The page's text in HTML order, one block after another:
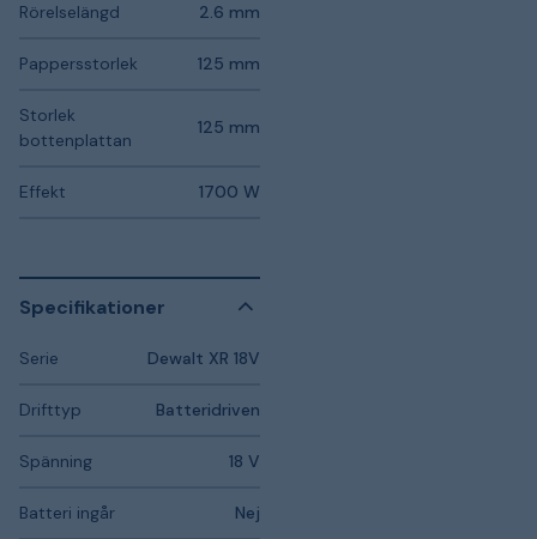
Rörelselängd 2.6 mm
Pappersstorlek 125 mm
Storlek
bottenplattan
125 mm
Effekt 1700 W
Specifikationer
Serie Dewalt XR 18V
Drifttyp Batteridriven
Spänning 18 V
Batteri ingår Nej